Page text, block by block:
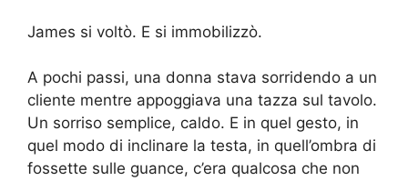
James si voltò. E si immobilizzò.
A pochi passi, una donna stava sorridendo a un
cliente mentre appoggiava una tazza sul tavolo.
Un sorriso semplice, caldo. E in quel gesto, in
quel modo di inclinare la testa, in quell’ombra di
fossette sulle guance, c’era qualcosa che non